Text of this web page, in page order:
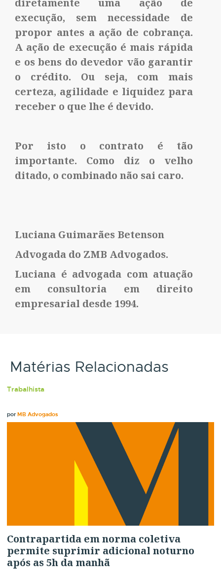
diretamente uma ação de
execução, sem necessidade de
propor antes a ação de cobrança.
A ação de execução é mais rápida
e os bens do devedor vão garantir
o crédito. Ou seja, com mais
certeza, agilidade e liquidez para
receber o que lhe é devido.
Por isto o contrato é tão
importante. Como diz o velho
ditado, o combinado não sai caro.
Luciana Guimarães Betenson
Advogada do ZMB Advogados.
Luciana é advogada com atuação
em consultoria em direito
empresarial desde 1994.
Matérias Relacionadas
Trabalhista
porMB Advogados
Contrapartida em norma coletiva
permite suprimir adicional noturno
após as 5h da manhã